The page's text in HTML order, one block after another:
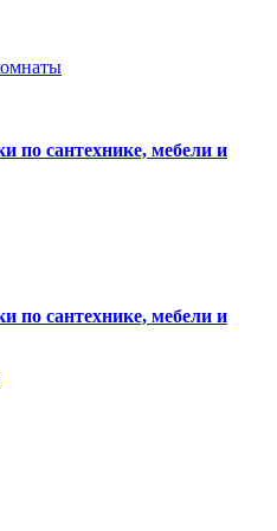
по сантехнике, мебели и
по сантехнике, мебели и